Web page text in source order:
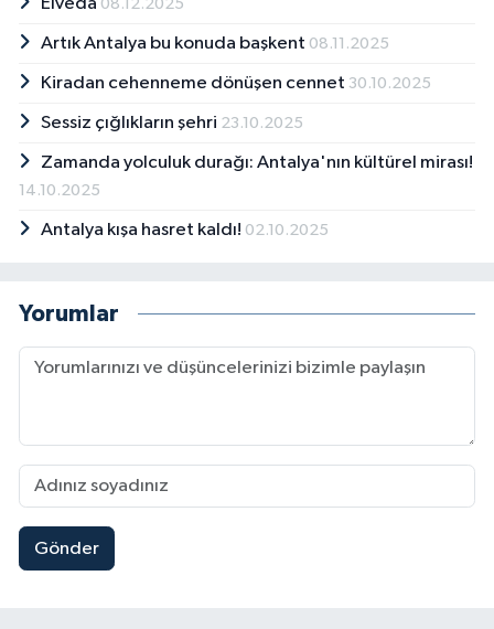
08.12.2025
Artık Antalya bu konuda başkent 08.11.2025
Kiradan cehenneme dönüşen cennet 30.10.2025
Sessiz çığlıkların şehri 23.10.2025
Zamanda yolculuk durağı: Antalya'nın kültürel mirası!
14.10.2025
Antalya kışa hasret kaldı! 02.10.2025
Yorumlar
Gönder